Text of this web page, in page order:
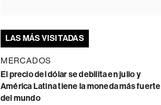
LAS MÁS VISITADAS
MERCADOS
El precio del dólar se debilita en julio y
América Latina tiene la moneda más fuerte
del mundo